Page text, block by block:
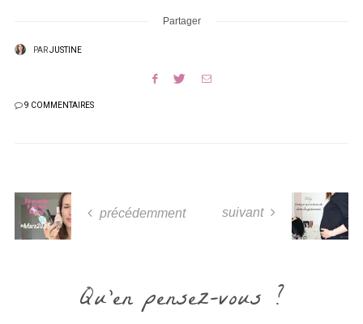
Partager
PARJUSTINE
9 COMMENTAIRES
précédemment suivant
Qu'en pensez-vous ?